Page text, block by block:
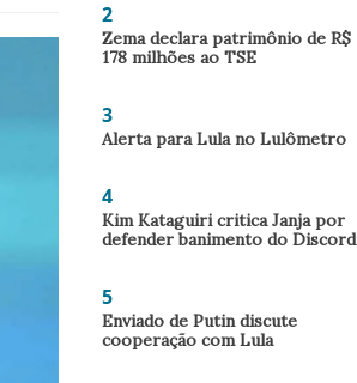
2
Zema declara patrimônio de R$
178 milhões ao TSE
3
Alerta para Lula no Lulômetro
4
Kim Kataguiri critica Janja por
defender banimento do Discord
5
Enviado de Putin discute
cooperação com Lula